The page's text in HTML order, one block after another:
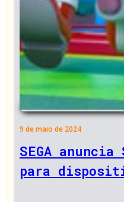
9 de maio de 2024
SEGA anuncia
para